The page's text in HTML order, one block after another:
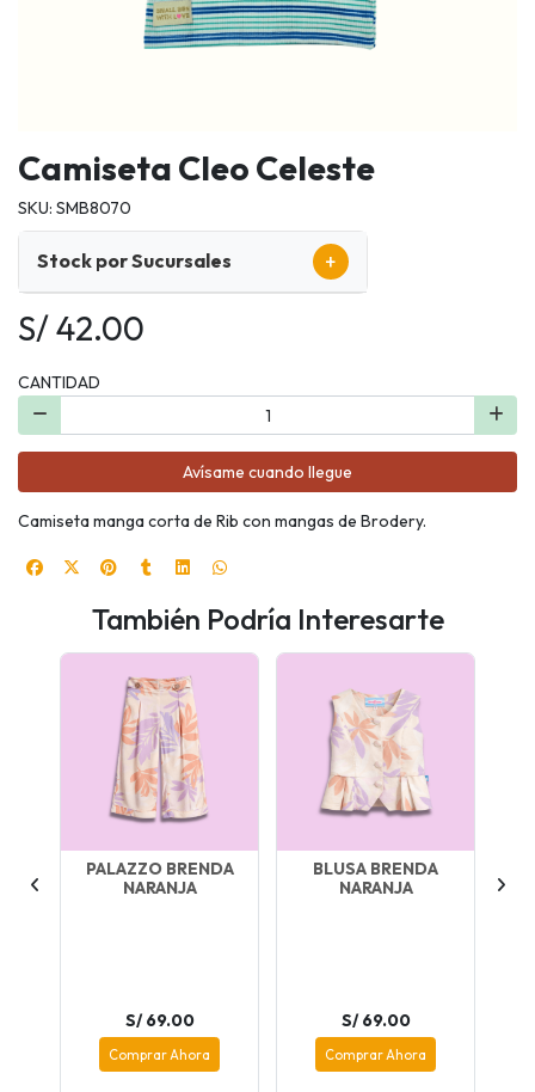
Camiseta Cleo Celeste
SKU: SMB8070
Stock por Sucursales +
S/ 42.00
CANTIDAD
Avísame cuando llegue
Camiseta manga corta de Rib con mangas de Brodery.
También Podría Interesarte
PALAZZO BRENDA
NARANJA
S/ 69.00
Comprar Ahora
BLUSA BRENDA
NARANJA
S/ 69.00
Comprar Ahora